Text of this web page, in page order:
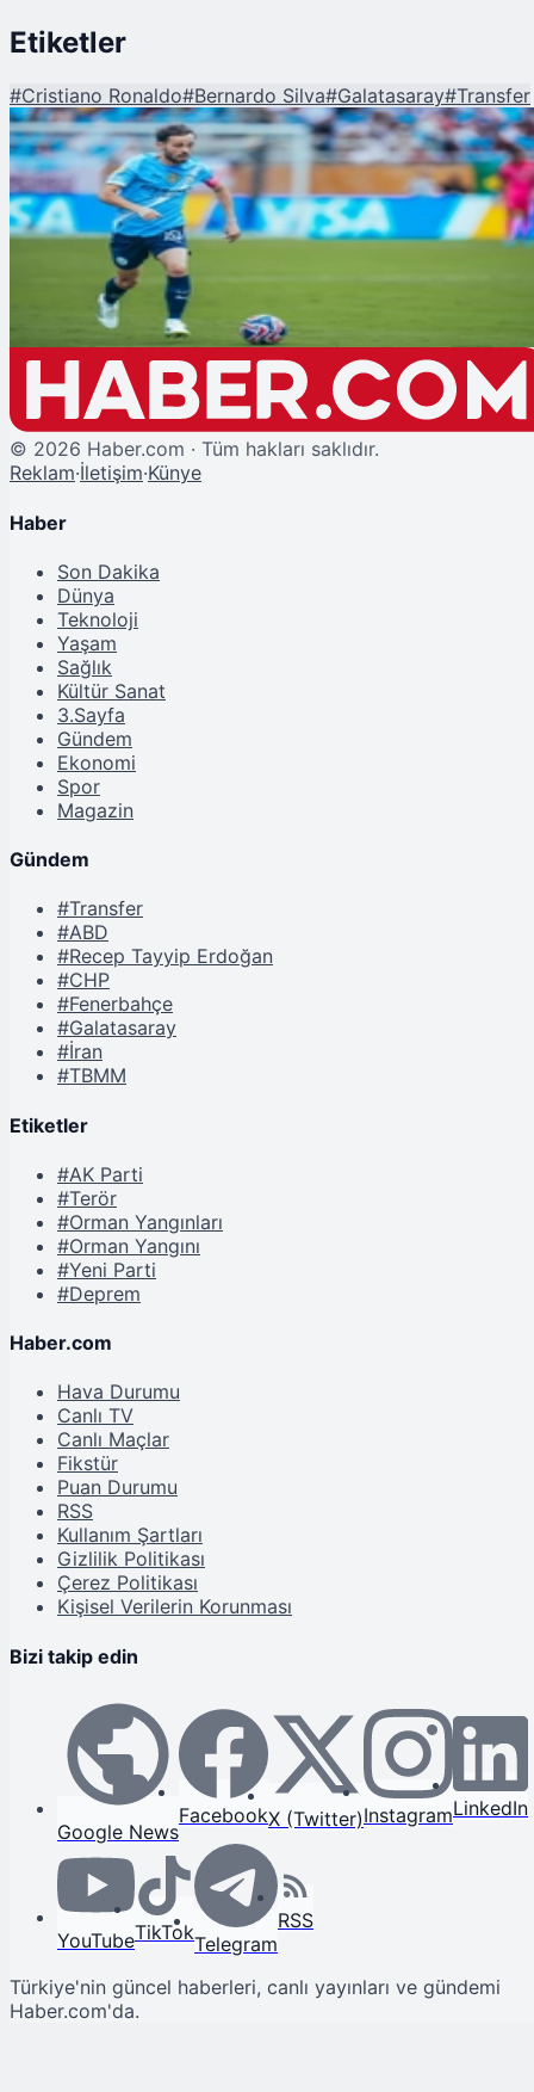
Etiketler
#Cristiano Ronaldo#Bernardo Silva#Galatasaray#Transfer
Şu An Okunan
Galatasaray'da Bernardo Silva İçin Düğmeye Basıldı!
© 2026 Haber.com · Tüm hakları saklıdır.
Reklam·İletişim·Künye
Haber
Son Dakika
Dünya
Teknoloji
Yaşam
Sağlık
Kültür Sanat
3.Sayfa
Gündem
Ekonomi
Spor
Magazin
Gündem
#Transfer
#ABD
#Recep Tayyip Erdoğan
#CHP
#Fenerbahçe
#Galatasaray
#İran
#TBMM
Etiketler
#AK Parti
#Terör
#Orman Yangınları
#Orman Yangını
#Yeni Parti
#Deprem
Haber.com
Hava Durumu
Canlı TV
Canlı Maçlar
Fikstür
Puan Durumu
RSS
Kullanım Şartları
Gizlilik Politikası
Çerez Politikası
Kişisel Verilerin Korunması
Bizi takip edin
Google News
FacebookX (Twitter)InstagramLinkedIn
YouTubeTikTokTelegram
RSS
Türkiye'nin güncel haberleri, canlı yayınları ve gündemi
Haber.com'da.